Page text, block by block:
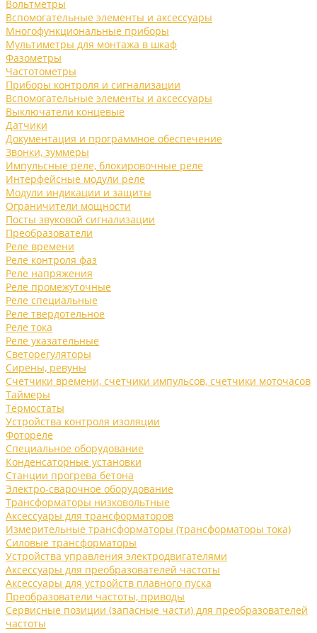
Вольтметры
Вспомогательные элементы и аксессуары
Многофункциональные приборы
Мультиметры для монтажа в шкаф
Фазометры
Частотометры
Приборы контроля и сигнализации
Вспомогательные элементы и аксессуары
Выключатели концевые
Датчики
Документация и программное обеспечение
Звонки, зуммеры
Импульсные реле, блокировочные реле
Интерфейсные модули реле
Модули индикации и защиты
Ограничители мощности
Посты звуковой сигнализации
Преобразователи
Реле времени
Реле контроля фаз
Реле напряжения
Реле промежуточные
Реле специальные
Реле твердотельное
Реле тока
Реле указательные
Светорегуляторы
Сирены, ревуны
Счетчики времени, счетчики импульсов, счетчики моточасов
Таймеры
Термостаты
Устройства контроля изоляции
Фотореле
Специальное оборудование
Конденсаторные установки
Станции прогрева бетона
Электро-сварочное оборудование
Трансформаторы низковольтные
Аксессуары для трансформаторов
Измерительные трансформаторы (трансформаторы тока)
Силовые трансформаторы
Устройства управления электродвигателями
Аксессуары для преобразователей частоты
Аксессуары для устройств плавного пуска
Преобразователи частоты, приводы
Сервисные позиции (запасные части) для преобразователей
частоты